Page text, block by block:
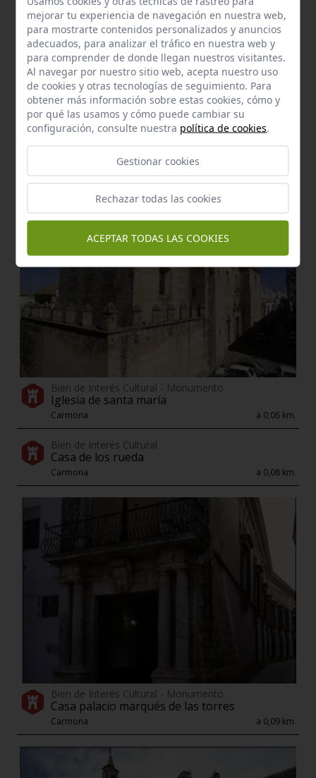
Circular
Km:0,02
La Chaparrera
Alcalá de Guadaira
Lineal
Km: 0,02
a 23,30 km.
Enclaves de interés próximos
Bien de Interés Cultural - Monumento
Iglesia de santa maría
Carmona a 0,06 km.
Bien de Interés Cultural
Casa de los rueda
Carmona a 0,08 km.
Bien de Interés Cultural - Monumento
Casa palacio marqués de las torres
Carmona a 0,09 km.
mejorar tu experiencia de navegación en nuestra web,
para mostrarte contenidos personalizados y anuncios
adecuados, para analizar el tráfico en nuestra web y
para comprender de donde llegan nuestros visitantes.
Al navegar por nuestro sitio web, acepta nuestro uso
de cookies y otras tecnologías de seguimiento. Para
obtener más información sobre estas cookies, cómo y
por qué las usamos y cómo puede cambiar su
configuración, consulte nuestra política de cookies.
Gestionar cookies
Rechazar todas las cookies
ACEPTAR TODAS LAS COOKIES